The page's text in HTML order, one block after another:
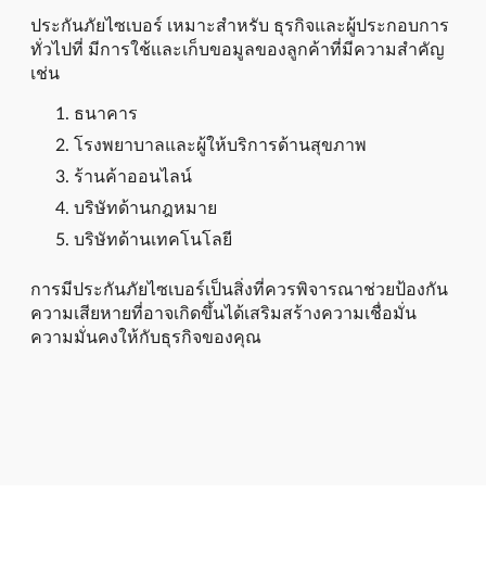
ประกันภัยไซเบอร์ เหมาะสำหรับ ธุรกิจและผู้ประกอบการ
ทั่วไปที่ มีการใช้เเละเก็บขอมูลของลูกค้าที่มีความสำคัญ
เช่น
ธนาคาร
โรงพยาบาลและผู้ให้บริการด้านสุขภาพ
ร้านค้าออนไลน์
บริษัทด้านกฎหมาย
บริษัทด้านเทคโนโลยี
การมีประกันภัยไซเบอร์เป็นสิ่งที่ควรพิจารณาช่วยป้องกัน
ความเสียหายที่อาจเกิดขึ้นได้เสริมสร้างความเชื่อมั่น
ความมั่นคงให้กับธุรกิจของคุณ